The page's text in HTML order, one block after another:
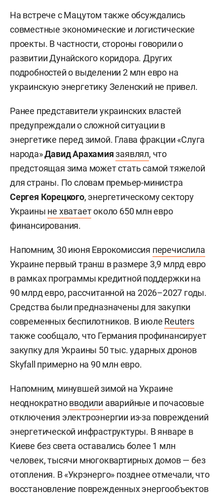
На встрече с Мацутом также обсуждались
совместные экономические и логистические
проекты. В частности, стороны говорили о
развитии Дунайского коридора. Других
подробностей о выделении 2 млн евро на
украинскую энергетику Зеленский не привел.
Ранее представители украинских властей
предупреждали о сложной ситуации в
энергетике перед зимой. Глава фракции «Слуга
народа»Давид Арахамия заявлял, что
предстоящая зима может стать самой тяжелой
для страны. По словам премьер-министра
Сергея Корецкого, энергетическому сектору
Украины не хватаетоколо 650 млн евро
финансирования.
Напомним, 30 июня Еврокомиссия перечислила
Украине первый транш в размере 3,9 млрд евро
в рамках программы кредитной поддержки на
90 млрд евро, рассчитанной на 2026–2027 годы.
Средства были предназначены для закупки
современных беспилотников. В июле Reuters
также сообщало, что Германия профинансирует
закупку для Украины 50 тыс. ударных дронов
Skyfall примерно на 90 млн евро.
Напомним, минувшей зимой на Украине
неоднократновводили аварийные и почасовые
отключения электроэнергии из-за повреждений
энергетической инфраструктуры. В январе в
Киеве без света оставались более 1 млн
человек, тысячи многоквартирных домов — без
отопления. В «Укрэнерго» позднее отмечали, что
восстановление поврежденных энергообъектов